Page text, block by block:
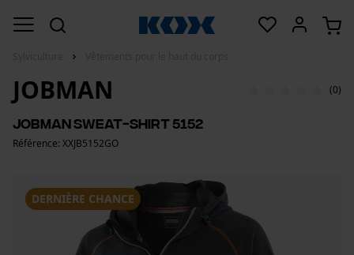
DERNIÈRE CHANCE
JOBMAN (0)
Jobman sweat-shirt 5152
Référence: XXJB5152GO